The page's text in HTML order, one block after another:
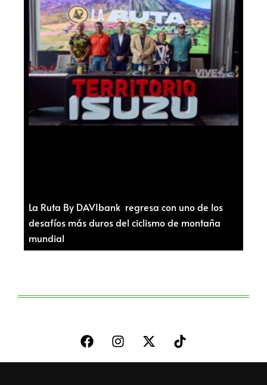
La Ruta By DAVIbank regresa con uno de los
desafíos más duros del ciclismo de montaña
mundial